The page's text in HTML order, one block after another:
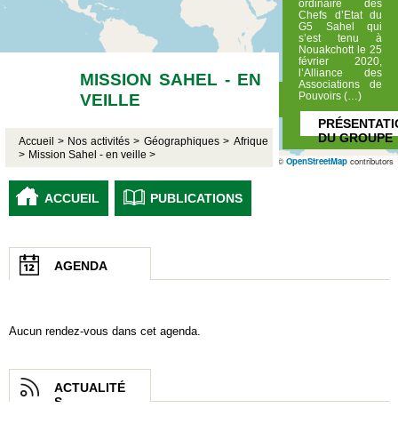
MISSION SAHEL - EN
VEILLE
Accueil > Nos activités > Géographiques > Afrique
> Mission Sahel - en veille >
ordinaire des
Chefs d’Etat du
G5 Sahel qui
s’est tenu à
Nouakchott le 25
février 2020,
l’Alliance des
Associations de
Pouvoirs (…)
DU GROUPE
© OpenStreetMap contributors
ACCUEIL PUBLICATIONS
AGENDA
Aucun rendez-vous dans cet agenda.
ACTUALITÉ
S